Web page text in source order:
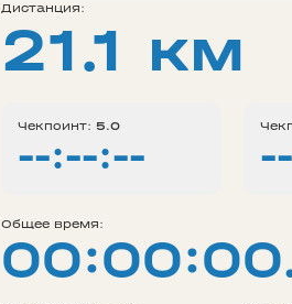
Дистанция:
21.1 км
Чекпоинт: 5.0
--:--:--
Общее время: